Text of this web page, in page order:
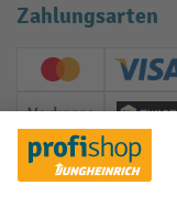
Zahlungsarten
Creditcard
Vorkasse Twint